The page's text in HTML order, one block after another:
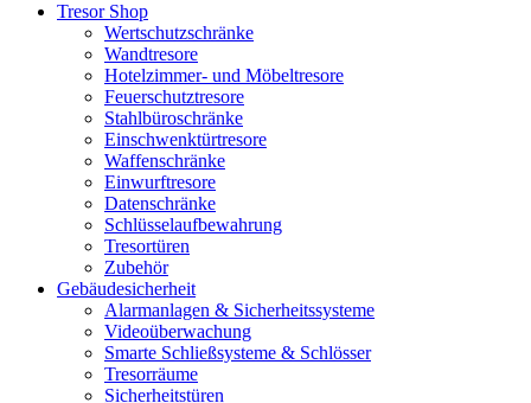
Tresor Shop
Wertschutzschränke
Wandtresore
Hotelzimmer- und Möbeltresore
Feuerschutztresore
Stahlbüroschränke
Einschwenktürtresore
Waffenschränke
Einwurftresore
Datenschränke
Schlüsselaufbewahrung
Tresortüren
Zubehör
Gebäudesicherheit
Alarmanlagen & Sicherheitssysteme
Videoüberwachung
Smarte Schließsysteme & Schlösser
Tresorräume
Sicherheitstüren